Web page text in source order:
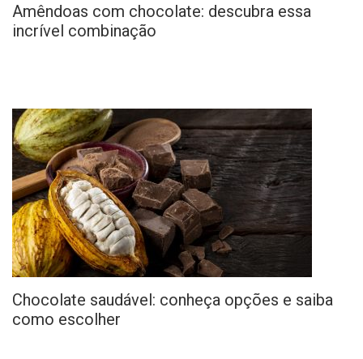
Amêndoas com chocolate: descubra essa
incrível combinação
Chocolate saudável: conheça opções e saiba
como escolher